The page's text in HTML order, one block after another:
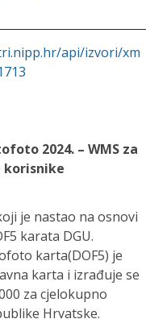
api/izvori/xm
2024. – WMS za
je nastao na osnovi
karata DGU.
karta(DOF5) je
karta i izrađuje se
za cjelokupno
Hrvatske.